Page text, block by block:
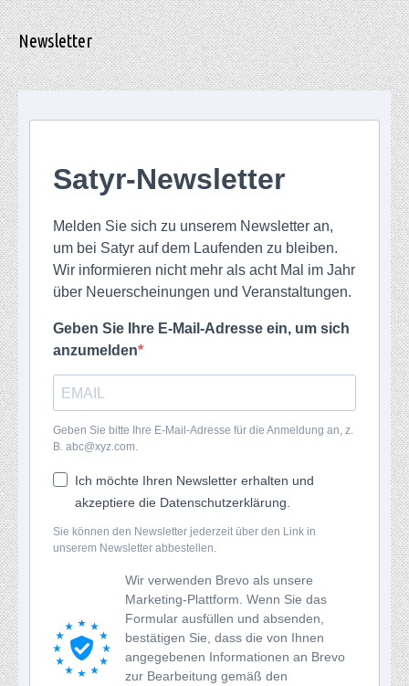
Newsletter
Satyr-Newsletter
Melden Sie sich zu unserem Newsletter an,
um bei Satyr auf dem Laufenden zu bleiben.
Wir informieren nicht mehr als acht Mal im Jahr
über Neuerscheinungen und Veranstaltungen.
Geben Sie Ihre E-Mail-Adresse ein, um sich
anzumelden
Geben Sie bitte Ihre E-Mail-Adresse für die Anmeldung an, z.
B. abc@xyz.com.
Ich möchte Ihren Newsletter erhalten und
akzeptiere die Datenschutzerklärung.
Sie können den Newsletter jederzeit über den Link in
unserem Newsletter abbestellen.
Wir verwenden Brevo als unsere
Marketing-Plattform. Wenn Sie das
Formular ausfüllen und absenden,
bestätigen Sie, dass die von Ihnen
angegebenen Informationen an Brevo
zur Bearbeitung gemäß den